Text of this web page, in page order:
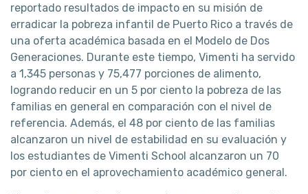
reportado resultados de impacto en su misión de
erradicar la pobreza infantil de Puerto Rico a través de
una oferta académica basada en el Modelo de Dos
Generaciones. Durante este tiempo, Vimenti ha servido
a 1,345 personas y 75,477 porciones de alimento,
logrando reducir en un 5 por ciento la pobreza de las
familias en general en comparación con el nivel de
referencia. Además, el 48 por ciento de las familias
alcanzaron un nivel de estabilidad en su evaluación y
los estudiantes de Vimenti School alcanzaron un 70
por ciento en el aprovechamiento académico general.